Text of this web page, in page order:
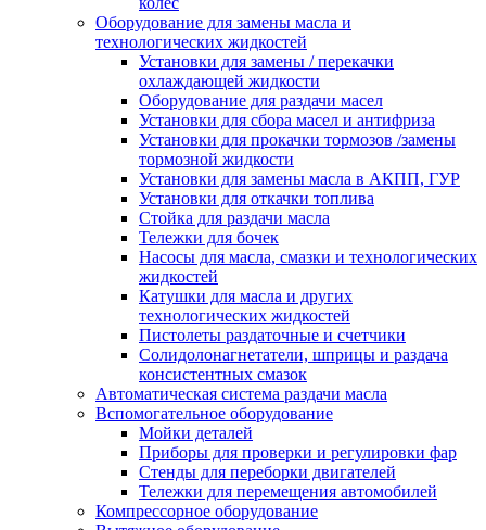
Оборудование для замены масла и
технологических жидкостей
Установки для замены / перекачки
охлаждающей жидкости
Оборудование для раздачи масел
Установки для сбора масел и антифриза
Установки для прокачки тормозов /замены
тормозной жидкости
Установки для замены масла в АКПП, ГУР
Установки для откачки топлива
Стойка для раздачи масла
Тележки для бочек
Насосы для масла, смазки и технологических
жидкостей
Катушки для масла и других
технологических жидкостей
Пистолеты раздаточные и счетчики
Солидолонагнетатели, шприцы и раздача
консистентных смазок
Автоматическая система раздачи масла
Вспомогательное оборудование
Мойки деталей
Приборы для проверки и регулировки фар
Стенды для переборки двигателей
Тележки для перемещения автомобилей
Компрессорное оборудование